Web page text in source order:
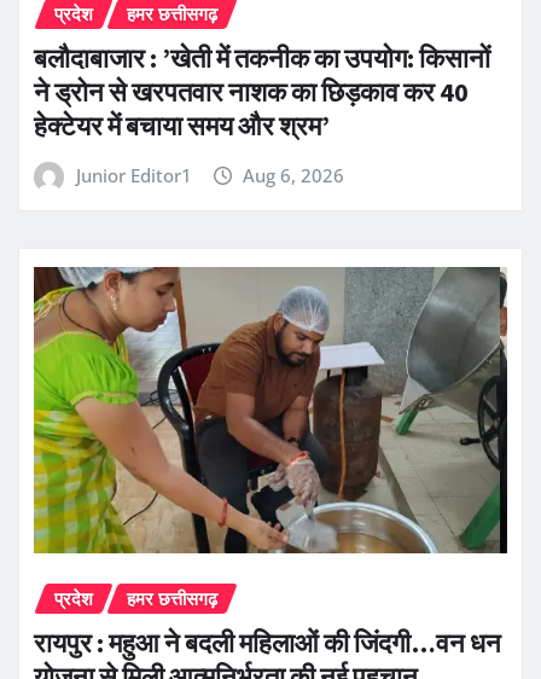
प्रदेश हमर छत्तीसगढ़
बलौदाबाजार : ’खेती में तकनीक का उपयोग: किसानों
ने ड्रोन से खरपतवार नाशक का छिड़काव कर 40
हेक्टेयर में बचाया समय और श्रम’
Junior Editor1 Aug 6, 2026
प्रदेश हमर छत्तीसगढ़
रायपुर : महुआ ने बदली महिलाओं की जिंदगी…वन धन